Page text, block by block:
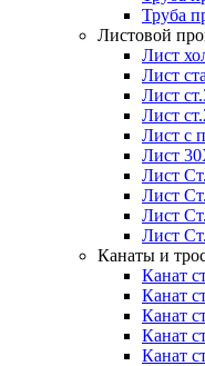
Труба
Листовой
Лист
Лист
Лист
Лист
Лист с
Лист
Лист
Лист
Лист
Лист
Канаты и
Канат
Канат
Канат
Канат
Канат